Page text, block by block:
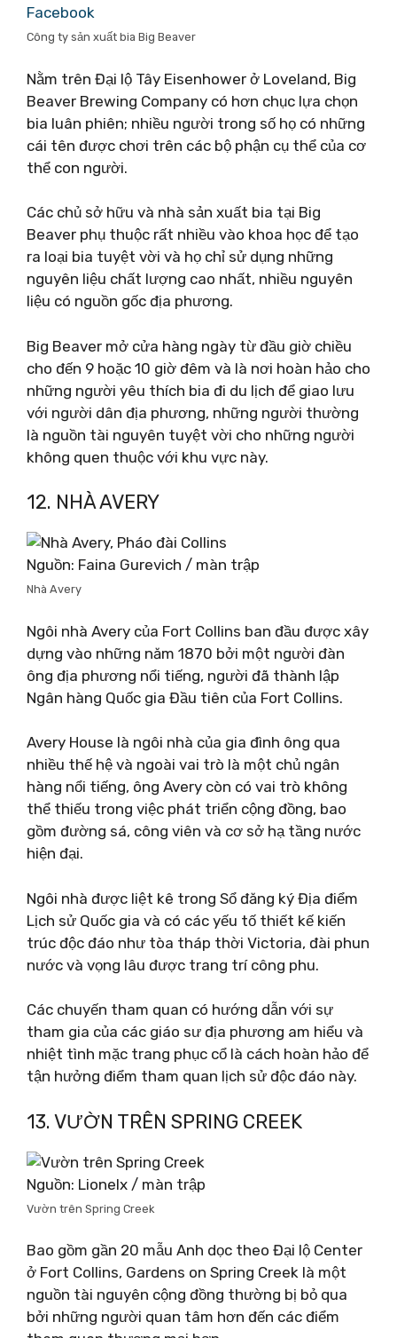
Facebook
Công ty sản xuất bia Big Beaver
Nằm trên Đại lộ Tây Eisenhower ở Loveland, Big
Beaver Brewing Company có hơn chục lựa chọn
bia luân phiên; nhiều người trong số họ có những
cái tên được chơi trên các bộ phận cụ thể của cơ
thể con người.
Các chủ sở hữu và nhà sản xuất bia tại Big
Beaver phụ thuộc rất nhiều vào khoa học để tạo
ra loại bia tuyệt vời và họ chỉ sử dụng những
nguyên liệu chất lượng cao nhất, nhiều nguyên
liệu có nguồn gốc địa phương.
Big Beaver mở cửa hàng ngày từ đầu giờ chiều
cho đến 9 hoặc 10 giờ đêm và là nơi hoàn hảo cho
những người yêu thích bia đi du lịch để giao lưu
với người dân địa phương, những người thường
là nguồn tài nguyên tuyệt vời cho những người
không quen thuộc với khu vực này.
12. NHÀ AVERY
Nguồn: Faina Gurevich / màn trập
Nhà Avery
Ngôi nhà Avery của Fort Collins ban đầu được xây
dựng vào những năm 1870 bởi một người đàn
ông địa phương nổi tiếng, người đã thành lập
Ngân hàng Quốc gia Đầu tiên của Fort Collins.
Avery House là ngôi nhà của gia đình ông qua
nhiều thế hệ và ngoài vai trò là một chủ ngân
hàng nổi tiếng, ông Avery còn có vai trò không
thể thiếu trong việc phát triển cộng đồng, bao
gồm đường sá, công viên và cơ sở hạ tầng nước
hiện đại.
Ngôi nhà được liệt kê trong Sổ đăng ký Địa điểm
Lịch sử Quốc gia và có các yếu tố thiết kế kiến ​​​​
trúc độc đáo như tòa tháp thời Victoria, đài phun
nước và vọng lâu được trang trí công phu.
Các chuyến tham quan có hướng dẫn với sự
tham gia của các giáo sư địa phương am hiểu và
nhiệt tình mặc trang phục cổ là cách hoàn hảo để
tận hưởng điểm tham quan lịch sử độc đáo này.
13. VƯỜN TRÊN SPRING CREEK
Nguồn: Lionelx / màn trập
Vườn trên Spring Creek
Bao gồm gần 20 mẫu Anh dọc theo Đại lộ Center
ở Fort Collins, Gardens on Spring Creek là một
nguồn tài nguyên cộng đồng thường bị bỏ qua
bởi những người quan tâm hơn đến các điểm